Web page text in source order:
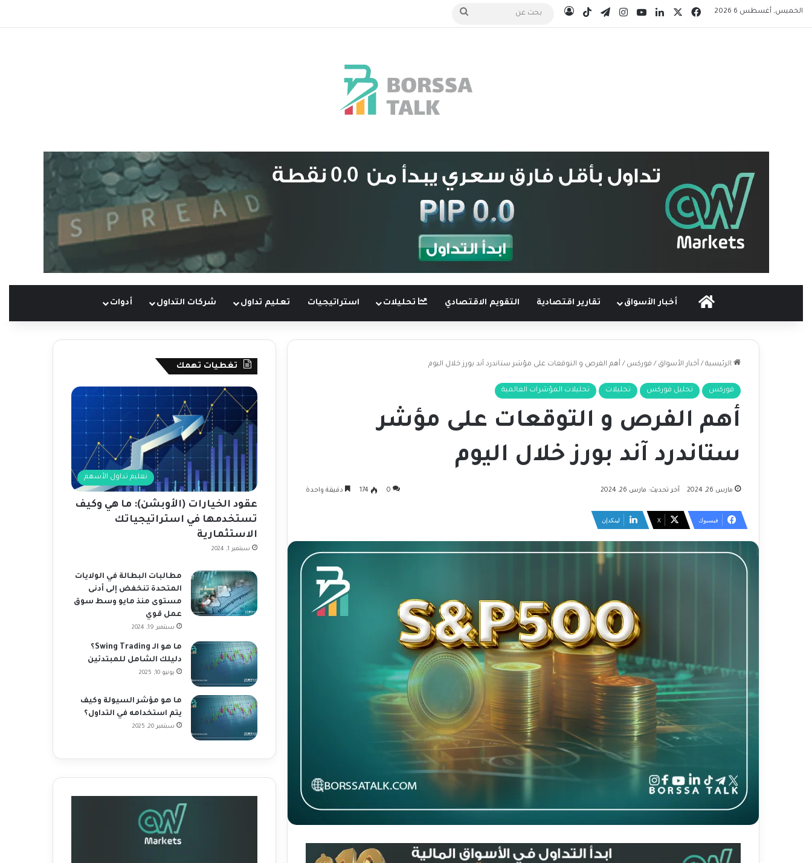
الخميس, أغسطس 6 2026 فيسبوك لينكدإن‫YouTubeانستقرامتيلقرام‫TikTokتسجيل الدخول
الرئيسيةأخبار الأسواق تقارير اقتصادية التقويم الاقتصادي تحليلات استراتيجيات تعليم تداول شركات التداول أدوات
الرئيسية / أخبار الأسواق / فوركس / أهم الفرص و التوقعات على مؤشر ستاندرد آند بورز خلال اليوم
فوركس تحليل فوركس تحليلات تحليلات المؤشرات العالمية
أهم الفرص و التوقعات على مؤشر
ستاندرد آند بورز خلال اليوم
مارس 26, 2024 آخر تحديث: مارس 26, 2024 0
174 دقيقة واحدة
فيسبوك ‫X لينكدإن
تغطيات تهمك
تعليم تداول الأسهم
عقود الخيارات (الأوبشن): ما هي وكيف
تستخدمها في استراتيجياتك
الاستثمارية
سبتمبر 1, 2024
مطالبات البطالة في الولايات
المتحدة تنخفض إلى أدنى
مستوى منذ مايو وسط سوق
عمل قوي
سبتمبر 19, 2024
ما هو الـ Swing Trading؟
دليلك الشامل للمبتدئين
يونيو 10, 2025
ما هو مؤشر السيولة وكيف
يتم استخدامه في التداول؟
سبتمبر 20, 2025